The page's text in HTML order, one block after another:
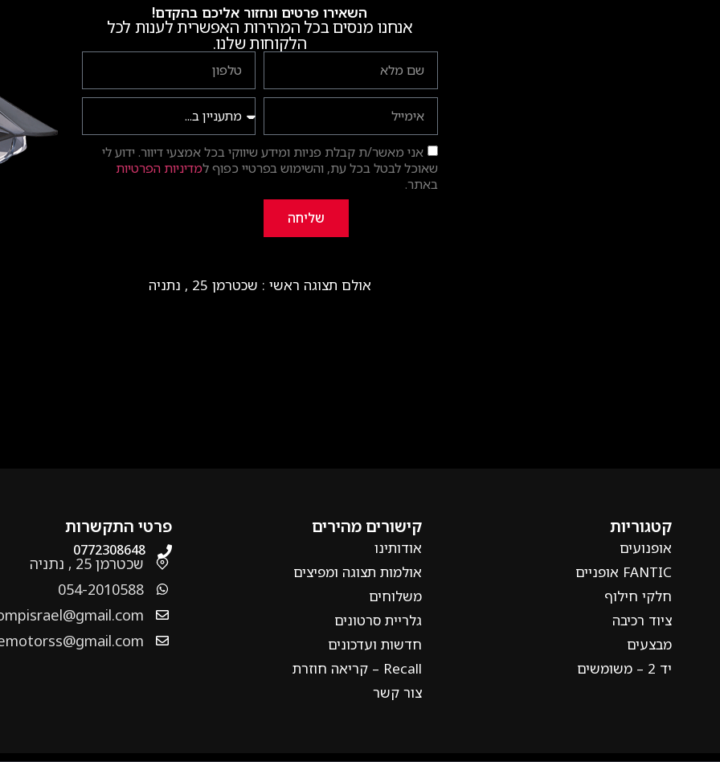
השאירו פרטים ונחזור אליכם בהקדם!
אנחנו מנסים בכל המהירות האפשרית לענות לכל
הלקוחות שלנו.
אני מאשר/ת קבלת פניות ומידע שיווקי בכל אמצעי דיוור. ידוע לי
שאוכל לבטל בכל עת, והשימוש בפרטיי כפוף למדיניות הפרטיות
באתר.
שליחה
אולם תצוגה ראשי : שכטרמן 25 , נתניה
קטגוריות
אופנועים
FANTIC אופניים
חלקי חילוף
ציוד רכיבה
מבצעים
יד 2 – משומשים
קישורים מהירים
אודותינו
אולמות תצוגה ומפיצים
משלוחים
גלריית סרטונים
חדשות ועדכונים
Recall – קריאה חוזרת
צור קשר
פרטי התקשרות
0772308648
שכטרמן 25 , נתניה
054-2010588